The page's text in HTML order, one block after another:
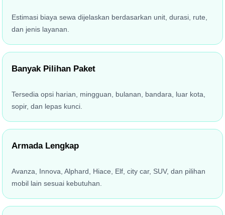
Estimasi biaya sewa dijelaskan berdasarkan unit, durasi, rute,
dan jenis layanan.
Banyak Pilihan Paket
Tersedia opsi harian, mingguan, bulanan, bandara, luar kota,
sopir, dan lepas kunci.
Armada Lengkap
Avanza, Innova, Alphard, Hiace, Elf, city car, SUV, dan pilihan
mobil lain sesuai kebutuhan.